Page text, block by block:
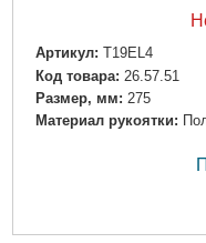
Артикул: T19EL4
Код товара: 26.57.51
Размер, мм: 275
Материал рукоятки: